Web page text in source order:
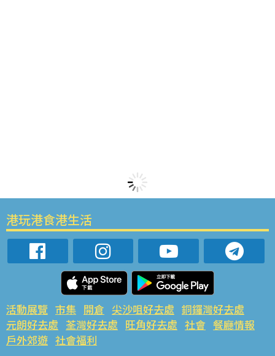
港玩港食港生活
活動展覽 市集 開倉 尖沙咀好去處 銅鑼灣好去處
元朗好去處 荃灣好去處 旺角好去處 社會 餐廳情報
戶外郊遊 社會福利